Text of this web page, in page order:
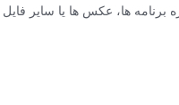
برنامه ها، عکس ها یا سایر